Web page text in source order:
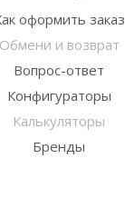
оформить заказ
Обмени и возврат
Вопрос-ответ
Конфигураторы
Калькуляторы
Бренды